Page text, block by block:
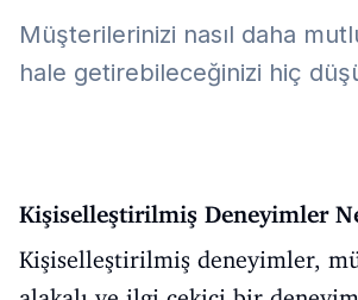
Müşterilerinizi nasıl daha
hale getirebileceğinizi hiç
Kişiselleştirilmiş Deneyimler
Kişiselleştirilmiş deneyimler,